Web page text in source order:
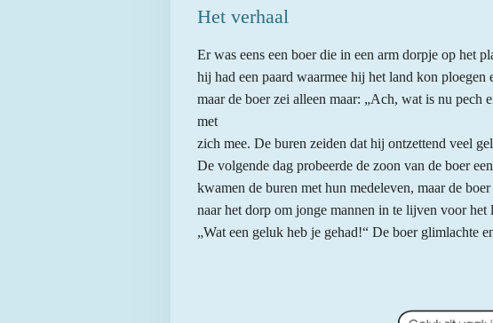
Het verhaal
Er was eens een boer die in een arm dorpje op het
hij had een paard waarmee hij het land kon
maar de boer zei alleen maar: „Ach, wat is nu pech
met
zich mee. De buren zeiden dat hij ontzettend veel
De volgende dag probeerde de zoon van de boer
kwamen de buren met hun medeleven, maar de
naar het dorp om jonge mannen in te lijven voor
„Wat een geluk heb je gehad!“ De boer glimlachte